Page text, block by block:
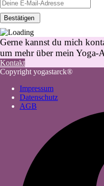
Gerne kannst du mich
um mehr über mein Yoga-
Kontakt
Copyright yogastarck®
Impressum
Datenschutz
AGB